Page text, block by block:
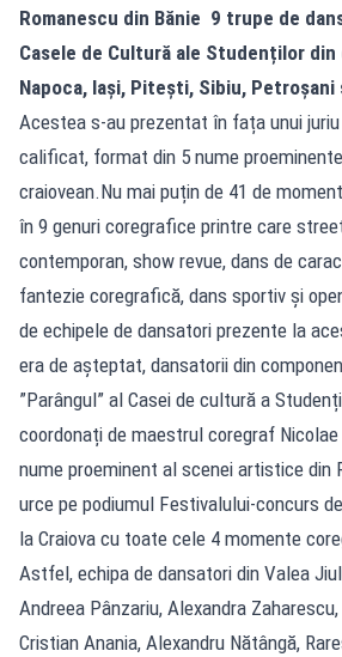
Romanescu din Bănie 9 trupe de
Casele de Cultură ale Studenților din
Napoca, Iași, Pitești, Sibiu, Petroșani
Acestea s-au prezentat în fața unui
calificat, format din 5 nume
craiovean.Nu mai puțin de 41 de
în 9 genuri coregrafice printre care
contemporan, show revue, dans de
fantezie coregrafică, dans sportiv și
de echipele de dansatori prezente la
era de așteptat, dansatorii din
”Parângul” al Casei de cultură a
coordonați de maestrul coregraf Nicolae
nume proeminent al scenei artistice din
urce pe podiumul Festivalului-concurs
la Craiova cu toate cele 4 momente
Astfel, echipa de dansatori din Valea
Andreea Pânzariu, Alexandra
Cristian Anania, Alexandru Nătângă,